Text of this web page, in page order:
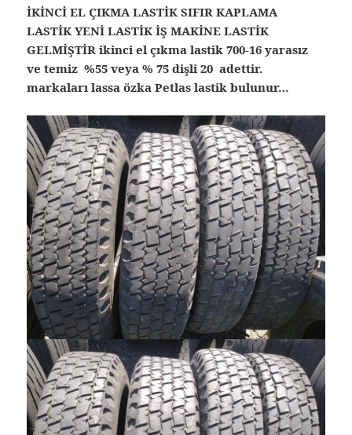
İKİNCİ EL ÇIKMA LASTİK SIFIR KAPLAMA
LASTİK YENİ LASTİK İŞ MAKİNE LASTİK
GELMİŞTİR ikinci el çıkma lastik 700-16 yarasız
ve temiz %55 veya % 75 dişli 20 adettir.
markaları lassa özka Petlas lastik bulunur…